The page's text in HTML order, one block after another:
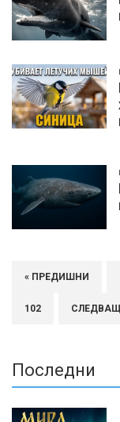
« ПРЕДИШНИ
102
Последни